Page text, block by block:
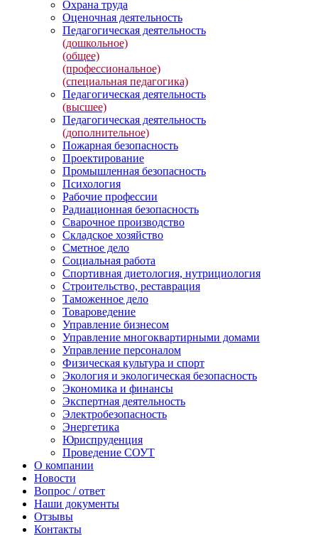
Охрана труда
Оценочная деятельность
Педагогическая деятельность
(дошкольное)
(общее)
(профессиональное)
(специальная педагогика)
Педагогическая деятельность
(высшее)
Педагогическая деятельность
(дополнительное)
Пожарная безопасность
Проектирование
Промышленная безопасность
Психология
Рабочие профессии
Радиационная безопасность
Сварочное производство
Складское хозяйство
Сметное дело
Социальная работа
Спортивная диетология, нутрициология
Строительство, реставрация
Таможенное дело
Товароведение
Управление бизнесом
Управление многоквартирными домами
Управление персоналом
Физическая культура и спорт
Экология и экологическая безопасность
Экономика и финансы
Экспертная деятельность
Электробезопасность
Энергетика
Юриспруденция
Проведение СОУТ
О компании
Новости
Вопрос / ответ
Наши документы
Отзывы
Контакты